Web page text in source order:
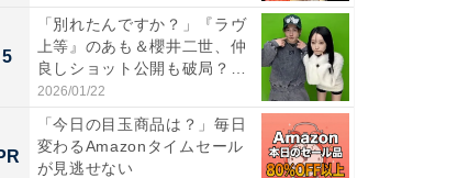
5
「別れたんですか？」『ラヴ
上等』のあも＆櫻井二世、仲
良しショット公開も破局？
「...
2026/01/22
「今日の目玉商品は？」毎日
変わるAmazonタイムセール
が見逃せない